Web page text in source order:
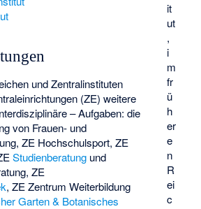
it
ut
,
i
m
fr
ü
h
er
e
n
R
ei
c
und Zentralinstituten
(ZE) weitere
– Aufgaben: die
von Frauen- und
ZE Hochschulsport, ZE
Studienberatung und
ZE
, ZE Zentrum Weiterbildung
Garten & Botanisches